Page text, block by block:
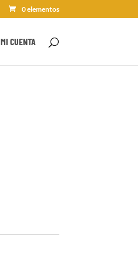
0 elementos
MI CUENTA